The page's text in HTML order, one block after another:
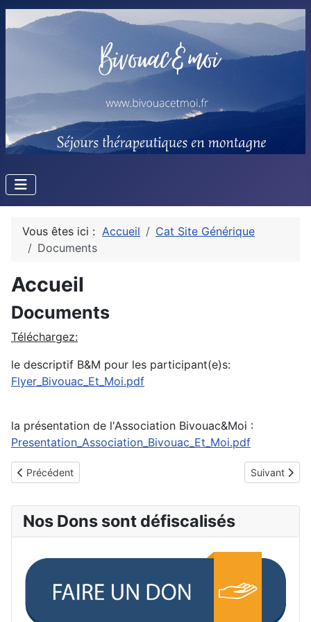
Vous êtes ici : Accueil
Cat Site Générique
Documents
Accueil
Documents
Téléchargez:
le descriptif B&M pour les participant(e)s:
Flyer_Bivouac_Et_Moi.pdf
la présentation de l'Association Bivouac&Moi :
Presentation_Association_Bivouac_Et_Moi.pdf
Article précédent : Bienvenue sur le site de Bivouac et Moi
Précédent Article
Suivant
Nos Dons sont défiscalisés